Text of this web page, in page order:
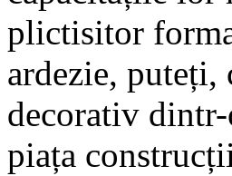
plictisitor
ardezie,
decorativ
piața